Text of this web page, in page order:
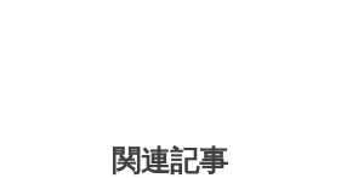
関連記事